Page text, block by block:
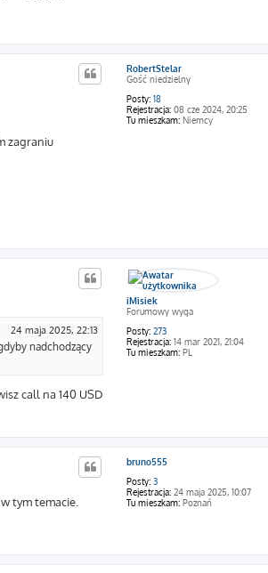
RobertStelar
Gość niedzielny
Posty: 18
Rejestracja: 08 cze 2024, 20:25
Tu mieszkam: Niemcy
zagraniu
iMisiek
Forumowy wyga
Posty: 273
Rejestracja: 14 mar 2021, 21:04
Tu mieszkam: PL
24 maja 2025, 22:13
nadchodzący
call na 140 USD
bruno555
Posty: 3
Rejestracja: 24 maja 2025, 10:07
Tu mieszkam: Poznań
tym temacie.